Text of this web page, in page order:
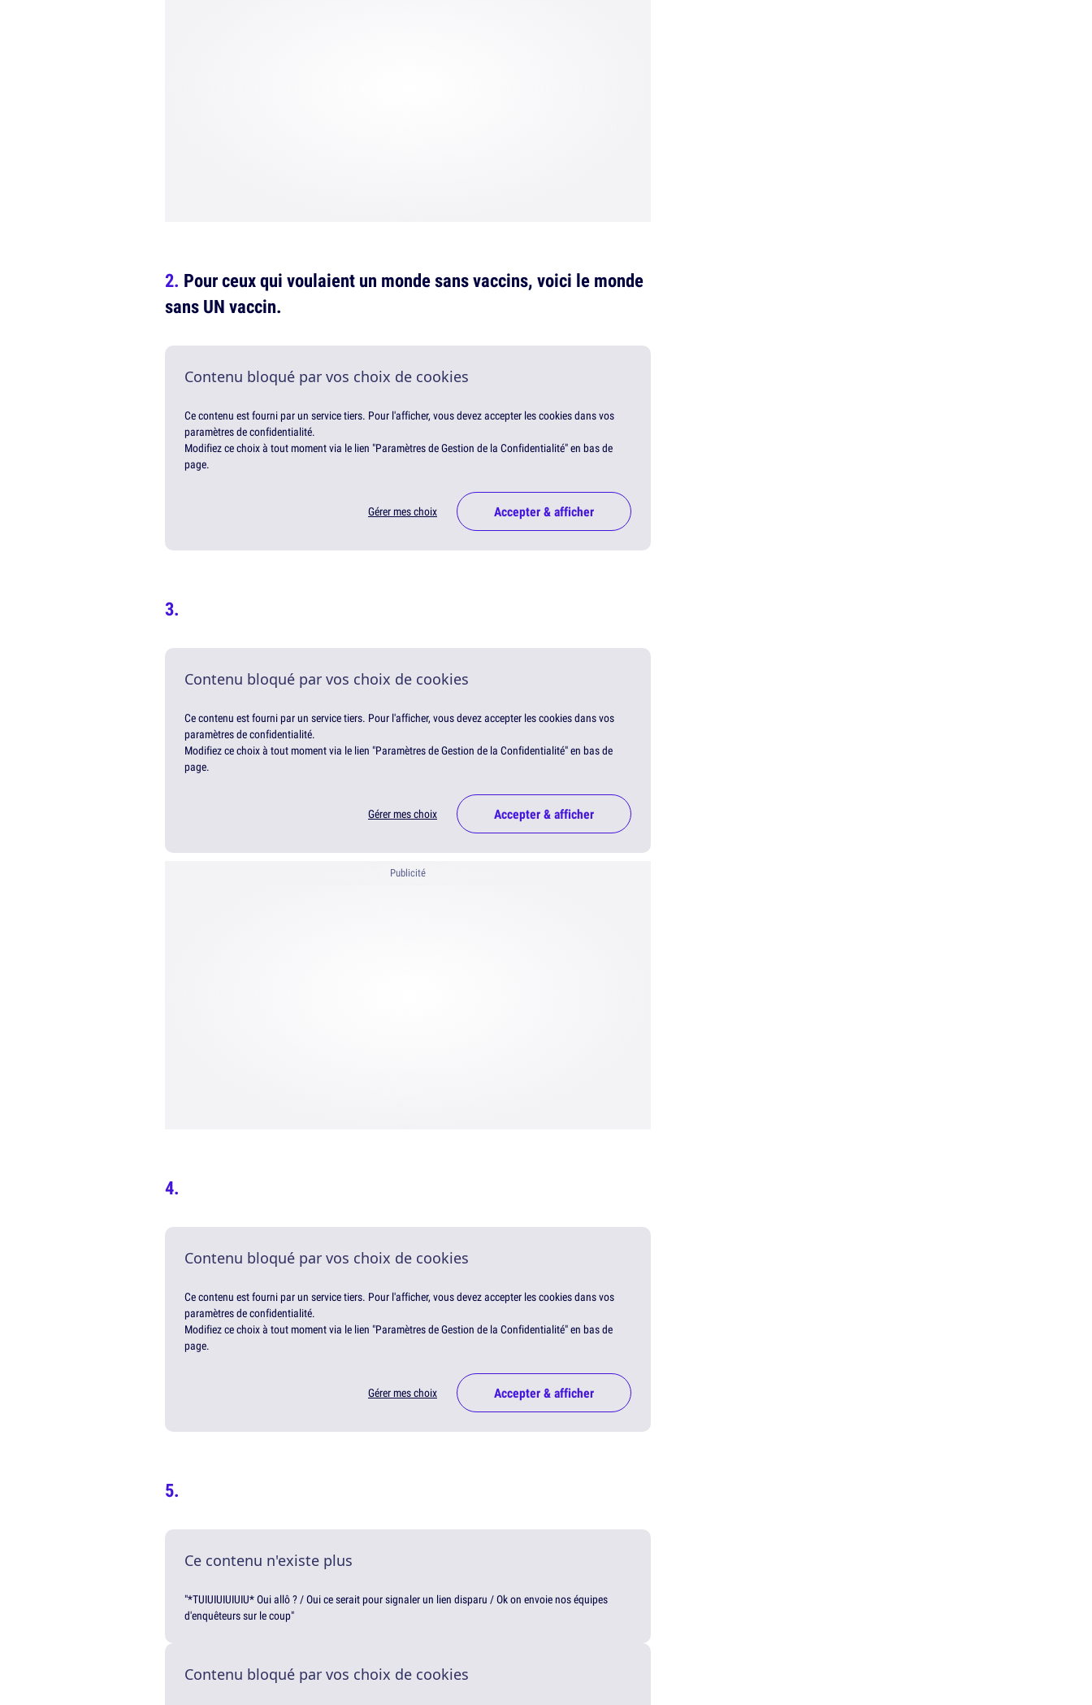
Pour ceux qui voulaient un monde sans vaccins, voici le monde
sans UN vaccin.
Contenu bloqué par vos choix de cookies
Ce contenu est fourni par un service tiers. Pour l'afficher, vous devez accepter les cookies dans vos
paramètres de confidentialité.
Modifiez ce choix à tout moment via le lien "Paramètres de Gestion de la Confidentialité" en bas de
page.
Gérer mes choix Accepter & afficher
Contenu bloqué par vos choix de cookies
Ce contenu est fourni par un service tiers. Pour l'afficher, vous devez accepter les cookies dans vos
paramètres de confidentialité.
Modifiez ce choix à tout moment via le lien "Paramètres de Gestion de la Confidentialité" en bas de
page.
Gérer mes choix Accepter & afficher
Publicité
Contenu bloqué par vos choix de cookies
Ce contenu est fourni par un service tiers. Pour l'afficher, vous devez accepter les cookies dans vos
paramètres de confidentialité.
Modifiez ce choix à tout moment via le lien "Paramètres de Gestion de la Confidentialité" en bas de
page.
Gérer mes choix Accepter & afficher
Ce contenu n'existe plus
"*TUIUIUIUIUIU* Oui allô ? / Oui ce serait pour signaler un lien disparu / Ok on envoie nos équipes
d'enquêteurs sur le coup"
Contenu bloqué par vos choix de cookies